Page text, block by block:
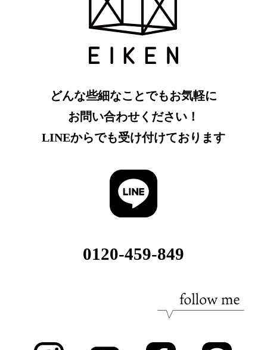
どんな些細なことでもお気軽に
お問い合わせください！
LINEからでも受け付けております
0120-459-849